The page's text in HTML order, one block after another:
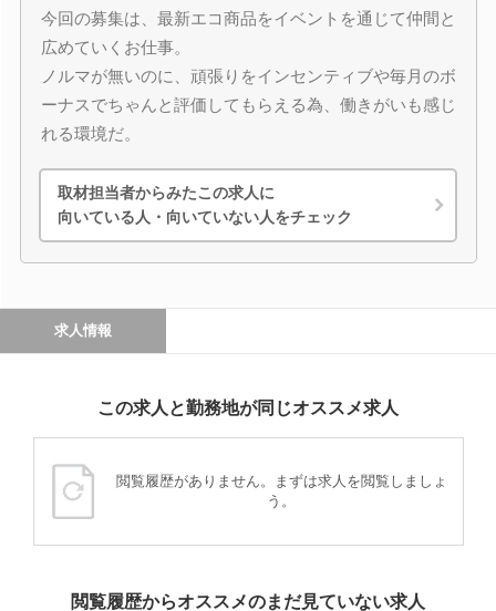
今回の募集は、最新エコ商品をイベントを通じて仲間と
広めていくお仕事。
ノルマが無いのに、頑張りをインセンティブや毎月のボ
ーナスでちゃんと評価してもらえる為、働きがいも感じ
れる環境だ。
取材担当者からみたこの求人に
向いている人・向いていない人をチェック
求人情報
この求人と勤務地が同じオススメ求人
閲覧履歴がありません。まずは求人を閲覧しましょ
う。
閲覧履歴からオススメのまだ見ていない求人